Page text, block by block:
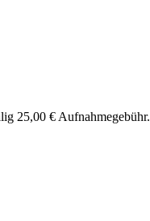
25,00 € Aufnahmegebühr.